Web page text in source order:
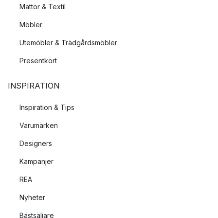
Mattor & Textil
Möbler
Utemöbler & Trädgårdsmöbler
Presentkort
INSPIRATION
Inspiration & Tips
Varumärken
Designers
Kampanjer
REA
Nyheter
Bästsäljare